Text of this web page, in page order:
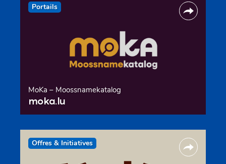
Portails
MoKa – Moossnamekatalog
moka.lu
Offres & Initiatives